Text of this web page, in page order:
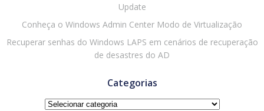
Update
Conheça o Windows Admin Center Modo de Virtualização
Recuperar senhas do Windows LAPS em cenários de recuperação
de desastres do AD
Categorias
Categorias